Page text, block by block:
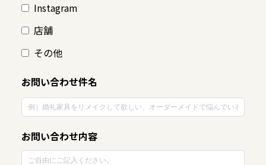
Instagram
店舗
その他
お問い合わせ件名
お問い合わせ内容